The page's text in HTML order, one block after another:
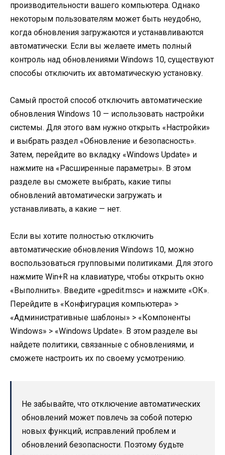
производительности вашего компьютера. Однако
некоторым пользователям может быть неудобно,
когда обновления загружаются и устанавливаются
автоматически. Если вы желаете иметь полный
контроль над обновлениями Windows 10, существуют
способы отключить их автоматическую установку.
Самый простой способ отключить автоматические
обновления Windows 10 — использовать настройки
системы. Для этого вам нужно открыть «Настройки»
и выбрать раздел «Обновление и безопасность».
Затем, перейдите во вкладку «Windows Update» и
нажмите на «Расширенные параметры». В этом
разделе вы сможете выбрать, какие типы
обновлений автоматически загружать и
устанавливать, а какие — нет.
Если вы хотите полностью отключить
автоматические обновления Windows 10, можно
воспользоваться групповыми политиками. Для этого
нажмите Win+R на клавиатуре, чтобы открыть окно
«Выполнить». Введите «gpedit.msc» и нажмите «ОК».
Перейдите в «Конфигурация компьютера» >
«Административные шаблоны» > «Компоненты
Windows» > «Windows Update». В этом разделе вы
найдете политики, связанные с обновлениями, и
сможете настроить их по своему усмотрению.
Не забывайте, что отключение автоматических
обновлений может повлечь за собой потерю
новых функций, исправлений проблем и
обновлений безопасности. Поэтому будьте